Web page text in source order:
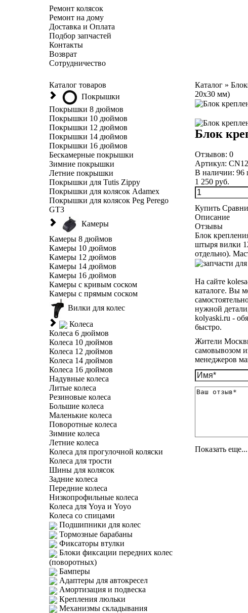
Ремонт колясок
Ремонт на дому
Доставка и Оплата
Подбор запчастей
Контакты
Возврат
Сотрудничество
Каталог товаров
Покрышки
Покрышки 8 дюймов
Покрышки 10 дюймов
Покрышки 12 дюймов
Покрышки 14 дюймов
Покрышки 16 дюймов
Бескамерные покрышки
Зимние покрышки
Летние покрышки
Покрышки для Tutis Zippy
Покрышки для колясок Adamex
Покрышки для колясок Peg Perego
GT3
Камеры
Камеры 8 дюймов
Камеры 10 дюймов
Камеры 12 дюймов
Камеры 14 дюймов
Камеры 16 дюймов
Камеры с кривым соском
Камеры с прямым соском
Вилки для колес
Колеса
Колеса 6 дюймов
Колеса 10 дюймов
Колеса 12 дюймов
Колеса 14 дюймов
Колеса 16 дюймов
Надувные колеса
Литые колеса
Резиновые колеса
Большие колеса
Маленькие колеса
Поворотные колеса
Зимние колеса
Летние колеса
Колеса для прогулочной коляски
Колеса для трости
Шины для колясок
Задние колеса
Передние колеса
Низкопрофильные колеса
Колеса для Yoya и Yoyo
Колеса со спицами
Подшипники для колес
Тормозные барабаны
Фиксаторы втулки
Блоки фиксации передних колес
(поворотных)
Бамперы
Адаптеры для автокресел
Амортизация и подвеска
Крепления люльки
Механизмы складывания
Каталог»
20х30 мм)
Блок
Отзывов: 0
Артикул:
В наличии: 96
1 250 руб.
Купить
Описание
Отзывы
Блок
штыря вилки
отдельно).
На сайте
каталоге. Вы
нужной
kolyaski.ru -
быстро.
Жители
самовывозом
менеджеров
Показать еще...